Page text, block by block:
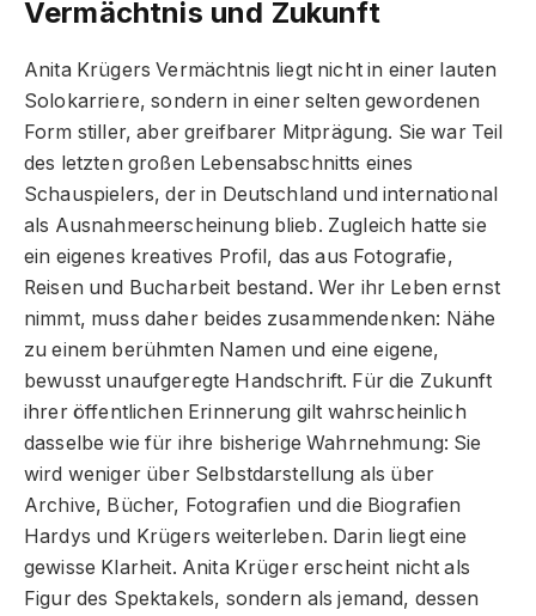
Vermächtnis und Zukunft
Anita Krügers Vermächtnis liegt nicht in einer lauten
Solokarriere, sondern in einer selten gewordenen
Form stiller, aber greifbarer Mitprägung. Sie war Teil
des letzten großen Lebensabschnitts eines
Schauspielers, der in Deutschland und international
als Ausnahmeerscheinung blieb. Zugleich hatte sie
ein eigenes kreatives Profil, das aus Fotografie,
Reisen und Bucharbeit bestand. Wer ihr Leben ernst
nimmt, muss daher beides zusammendenken: Nähe
zu einem berühmten Namen und eine eigene,
bewusst unaufgeregte Handschrift. Für die Zukunft
ihrer öffentlichen Erinnerung gilt wahrscheinlich
dasselbe wie für ihre bisherige Wahrnehmung: Sie
wird weniger über Selbstdarstellung als über
Archive, Bücher, Fotografien und die Biografien
Hardys und Krügers weiterleben. Darin liegt eine
gewisse Klarheit. Anita Krüger erscheint nicht als
Figur des Spektakels, sondern als jemand, dessen